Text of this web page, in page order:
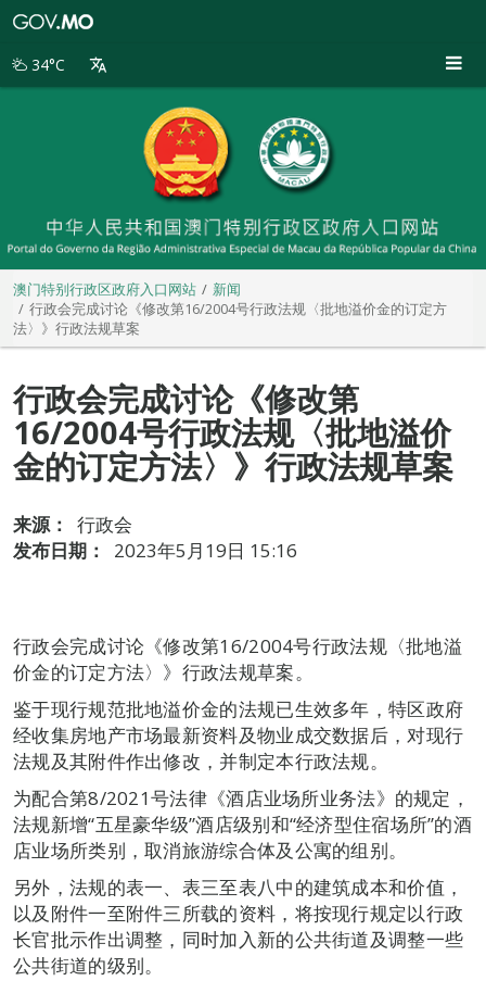
别
34°C
澳门特别行政区政府入口网站
新闻
行政会完成讨论《修改第16/2004号行政法规〈批地溢价金的订定方
法〉》行政法规草案
行政会完成讨论《修改第
16/2004号行政法规〈批地溢价
金的订定方法〉》行政法规草案
来源：
行政会
发布日期：
2023年5月19日 15:16
行政会完成讨论《修改第16/2004号行政法规〈批地溢
价金的订定方法〉》行政法规草案。
鉴于现行规范批地溢价金的法规已生效多年，特区政府
经收集房地产市场最新资料及物业成交数据后，对现行
法规及其附件作出修改，并制定本行政法规。
为配合第8/2021号法律《酒店业场所业务法》的规定，
法规新增“五星豪华级”酒店级别和“经济型住宿场所”的酒
店业场所类别，取消旅游综合体及公寓的组别。
另外，法规的表一、表三至表八中的建筑成本和价值，
以及附件一至附件三所载的资料，将按现行规定以行政
长官批示作出调整，同时加入新的公共街道及调整一些
公共街道的级别。